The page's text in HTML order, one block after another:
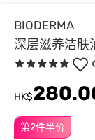
BIODERMA
深层滋养洁肤
第2件半价
HK$